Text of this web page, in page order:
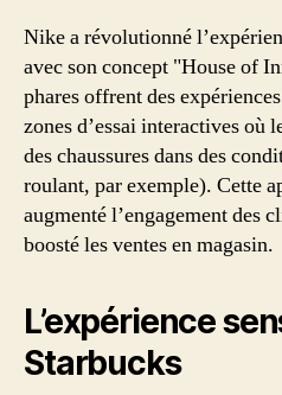
Nike a révolutionné
avec son concept "House of
phares offrent des
zones d’essai interactives où
des chaussures dans des
roulant, par exemple). Cette
augmenté l’engagement des
boosté les ventes en magasin.
L’expérience
Starbucks